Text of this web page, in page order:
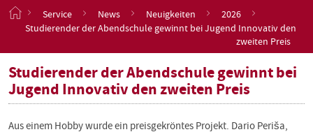
S
r
s
e
i
Service News Neuigkeiten
2026
Studierender der Abendschule gewinnt bei Jugend Innovativ den
zweiten Preis
Studierender der Abendschule gewinnt bei
Jugend Innovativ den zweiten Preis
Aus einem Hobby wurde ein preisgekröntes Projekt. Dario Periša,